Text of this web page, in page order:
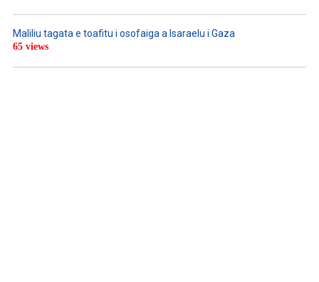
Maliliu tagata e toafitu i osofaiga a Isaraelu i Gaza
65 views